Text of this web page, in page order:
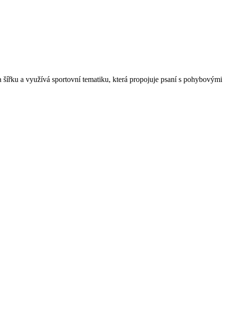
a využívá sportovní tematiku, která propojuje psaní s pohybovými